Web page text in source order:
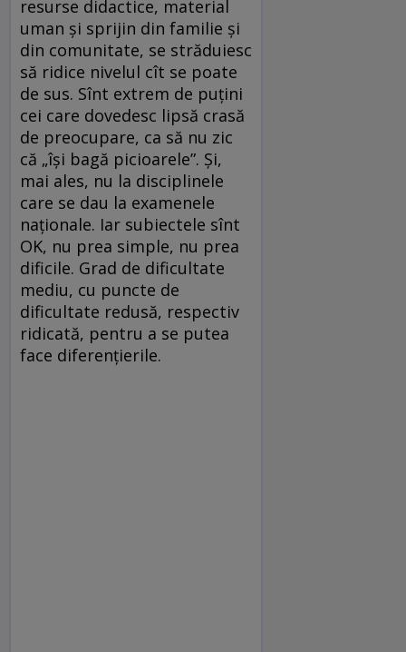
resurse didactice, material
uman și sprijin din familie și
din comunitate, se străduiesc
să ridice nivelul cît se poate
de sus. Sînt extrem de puțini
cei care dovedesc lipsă crasă
de preocupare, ca să nu zic
că „își bagă picioarele”. Și,
mai ales, nu la disciplinele
care se dau la examenele
naționale. Iar subiectele sînt
OK, nu prea simple, nu prea
dificile. Grad de dificultate
mediu, cu puncte de
dificultate redusă, respectiv
ridicată, pentru a se putea
face diferențierile.